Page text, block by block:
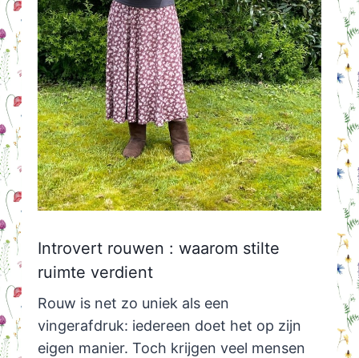
Introvert rouwen : waarom stilte
ruimte verdient
Rouw is net zo uniek als een
vingerafdruk: iedereen doet het op zijn
eigen manier. Toch krijgen veel mensen